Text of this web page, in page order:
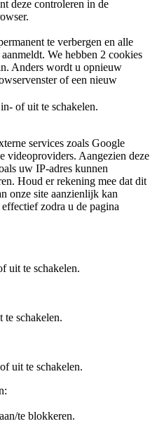
deze controleren in de
te verbergen en alle
We hebben 2 cookies
Anders wordt u opnieuw
of een nieuw
of uit te schakelen.
services zoals Google
videoproviders. Aangezien deze
uw IP-adres kunnen
Houd er rekening mee dat dit
onze site aanzienlijk kan
zodra u de pagina
uit te schakelen.
schakelen.
uit te schakelen.
te blokkeren.